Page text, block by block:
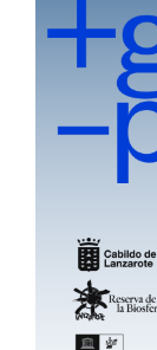
grande